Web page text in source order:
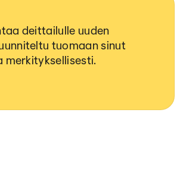
deittailulle uuden
tuomaan sinut
merkityksellisesti.